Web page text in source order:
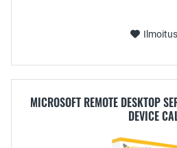
Ilmoitus
MICROSOFT REMOTE DESKTOP
DEVICE